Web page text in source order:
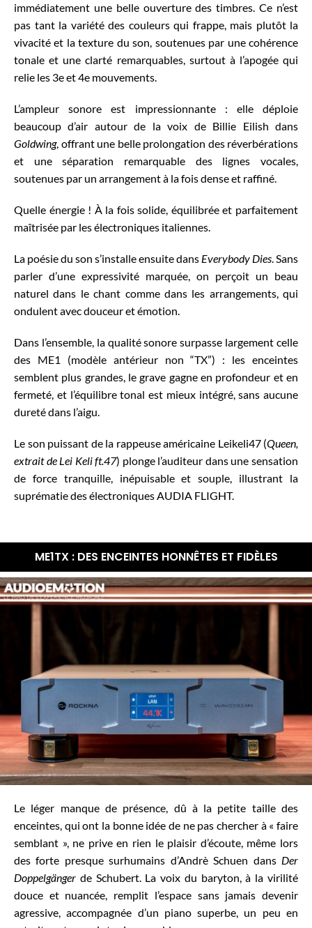
immédiatement une belle ouverture des timbres. Ce n’est
pas tant la variété des couleurs qui frappe, mais plutôt la
vivacité et la texture du son, soutenues par une cohérence
tonale et une clarté remarquables, surtout à l’apogée qui
relie les 3e et 4e mouvements.
L’ampleur sonore est impressionnante : elle déploie
beaucoup d’air autour de la voix de Billie Eilish dans
Goldwing, offrant une belle prolongation des réverbérations
et une séparation remarquable des lignes vocales,
soutenues par un arrangement à la fois dense et raffiné.
Quelle énergie ! À la fois solide, équilibrée et parfaitement
maîtrisée par les électroniques italiennes.
La poésie du son s’installe ensuite dans Everybody Dies . Sans
parler d’une expressivité marquée, on perçoit un beau
naturel dans le chant comme dans les arrangements, qui
ondulent avec douceur et émotion.
Dans l’ensemble, la qualité sonore surpasse largement celle
des ME1 (modèle antérieur non “TX”) : les enceintes
semblent plus grandes, le grave gagne en profondeur et en
fermeté, et l’équilibre tonal est mieux intégré, sans aucune
dureté dans l’aigu.
Le son puissant de la rappeuse américaine Leikeli47 (Queen,
extrait de Lei Keli ft.47) plonge l’auditeur dans une sensation
de force tranquille, inépuisable et souple, illustrant la
suprématie des électroniques AUDIA FLIGHT.
ME1TX : DES ENCEINTES HONNÊTES ET FIDÈLES
Le léger manque de présence, dû à la petite taille des
enceintes, qui ont la bonne idée de ne pas chercher à « faire
semblant », ne prive en rien le plaisir d’écoute, même lors
des forte presque surhumains d’Andrè Schuen dans Der
Doppelgänger de Schubert. La voix du baryton, à la virilité
douce et nuancée, remplit l’espace sans jamais devenir
agressive, accompagnée d’un piano superbe, un peu en